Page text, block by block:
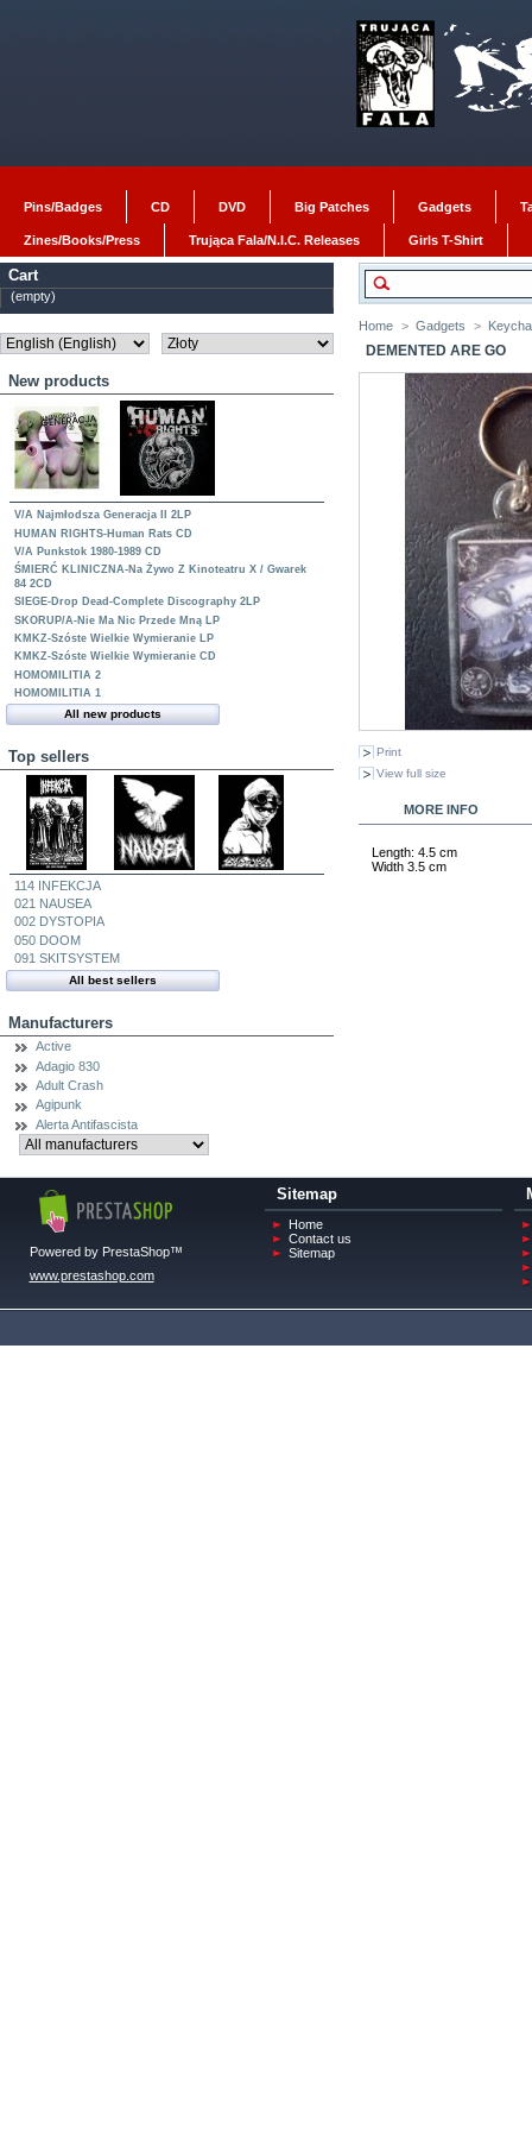
Pins/Badges CD DVD Big Patches Gadgets
Zines/Books/Press Trująca Fala/N.I.C. Releases Girls T-Shirt
Cart
(empty)
New products
V/A Najmłodsza Generacja II 2LP
HUMAN RIGHTS-Human Rats CD
V/A Punkstok 1980-1989 CD
ŚMIERĆ KLINICZNA-Na Żywo Z Kinoteatru X / Gwarek
84 2CD
SIEGE-Drop Dead-Complete Discography 2LP
SKORUP/A-Nie Ma Nic Przede Mną LP
KMKZ-Szóste Wielkie Wymieranie LP
KMKZ-Szóste Wielkie Wymieranie CD
HOMOMILITIA 2
HOMOMILITIA 1
All new products
Top sellers
114 INFEKCJA
021 NAUSEA
002 DYSTOPIA
050 DOOM
091 SKITSYSTEM
All best sellers
Manufacturers
Active
Adagio 830
Adult Crash
Agipunk
Alerta Antifascista
Home > Gadgets >
DEMENTED ARE GO
Print
View full size
MORE INFO
Length: 4.5 cm
Width 3.5 cm
Powered by PrestaShop™
www.prestashop.com
Sitemap
Home
Contact us
Sitemap